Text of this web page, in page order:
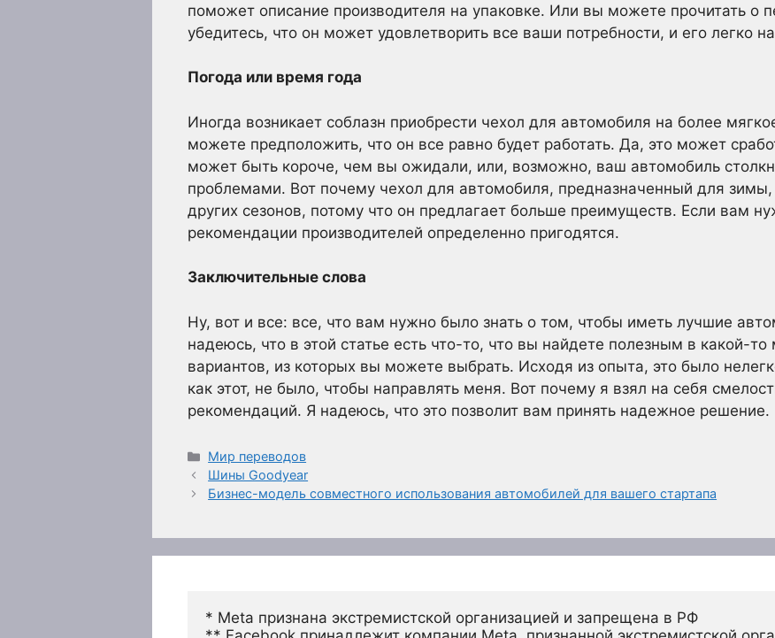
поможет описание производителя на упаковке. Или вы можете прочитать о
убедитесь, что он может удовлетворить все ваши потребности, и его легко
Погода или время года
Иногда возникает соблазн приобрести чехол для автомобиля на более
можете предположить, что он все равно будет работать. Да, это может
может быть короче, чем вы ожидали, или, возможно, ваш автомобиль
проблемами. Вот почему чехол для автомобиля, предназначенный для
других сезонов, потому что он предлагает больше преимуществ. Если вам
рекомендации производителей определенно пригодятся.
Заключительные слова
Ну, вот и все: все, что вам нужно было знать о том, чтобы иметь лучшие
надеюсь, что в этой статье есть что-то, что вы найдете полезным в какой-
вариантов, из которых вы можете выбрать. Исходя из опыта, это было
как этот, не было, чтобы направлять меня. Вот почему я взял на себя
рекомендаций. Я надеюсь, что это позволит вам принять надежное решение.
Рубрики
Мир переводов
Шины Goodyear
Бизнес-модель совместного использования автомобилей для вашего стартапа
* Meta признана экстремистской организацией и запрещена в РФ